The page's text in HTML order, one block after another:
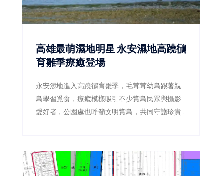
高雄最萌濕地明星 永安濕地高蹺鴴
育雛季療癒登場
永安濕地進入高蹺鴴育雛季，毛茸茸幼鳥跟著親
鳥學習覓食，療癒模樣吸引不少賞鳥民眾與攝影
愛好者，公園處也呼籲文明賞鳥，共同守護珍貴